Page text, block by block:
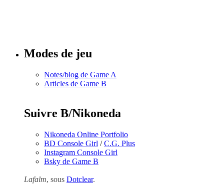
Modes de jeu
Notes/blog de Game A
Articles de Game B
Suivre B/Nikoneda
Nikoneda Online Portfolio
BD Console Girl /C.G. Plus
Instagram Console Girl
Bsky de Game B
Lafalm, sous Dotclear.